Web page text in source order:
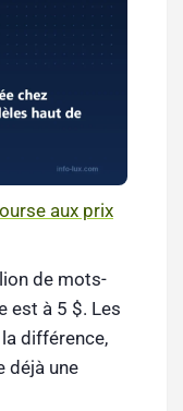
aux prix
de mots-
est à 5 $. Les
différence,
déjà une